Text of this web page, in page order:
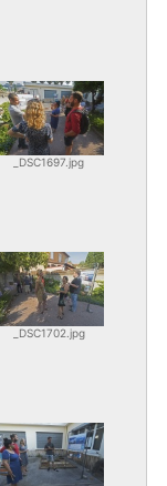
_DSC1697.jpg
_DSC1702.jpg